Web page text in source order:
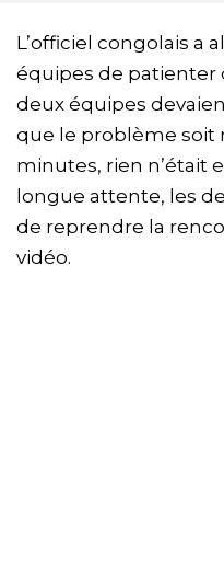
L’officiel congolais a
équipes de patienter
deux équipes
que le problème soit
minutes, rien n’était
longue attente, les
de reprendre la
vidéo.